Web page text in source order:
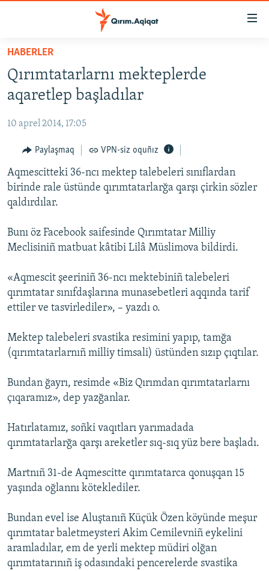
Esas
qaytmaq
Baş
navigatsiyağa
qaytmaq
qaytmaq
SİYASET
İQTİSADİYAT
CEMİYET
MEDENİYET
İNSAN AQLARI
VİDEO
BLOGLAR
Русский
Українською
QOŞULIÑIZ!
RFE/RS bütün saytları
HABERLER
Qırımtatarlarnı mekteplerde
aqaretlep başladılar
10 aprel 2014, 17:05
Paylaşmaq VPN-siz oquñız
Aqmescitteki 36-ncı mektep talebeleri sınıflardan
birinde rale üstünde qırımtatarlarğa qarşı çirkin sözler
qaldırdılar.
Bunı öz Facebook saifesinde Qırımtatar Milliy
Meclisiniñ matbuat kâtibi Lilâ Müslimova bildirdi.
«Aqmescit şeeriniñ 36-ncı mektebiniñ talebeleri
qırımtatar sınıfdaşlarına munasebetleri aqqında tarif
ettiler ve tasvirlediler», – yazdı o.
Mektep talebeleri svastika resimini yapıp, tamğa
(qırımtatarlarnıñ milliy timsali) üstünden sızıp çıqtılar.
Bundan ğayrı, resimde «Biz Qırımdan qırımtatarlarnı
çıqaramız», dep yazğanlar.
Hatırlatamız, soñki vaqıtları yarımadada
qırımtatarlarğa qarşı areketler sıq-sıq yüz bere başladı.
Martnıñ 31-de Aqmescitte qırımtatarca qonuşqan 15
yaşında oğlannı köteklediler.
Bundan evel ise Aluştanıñ Küçük Özen köyünde meşur
qırımtatar baletmeysteri Akim Cemilevniñ eykelini
aramladılar, em de yerli mektep müdiri olğan
qırımtatarınıñ iş odasındaki pencerelerde svastika